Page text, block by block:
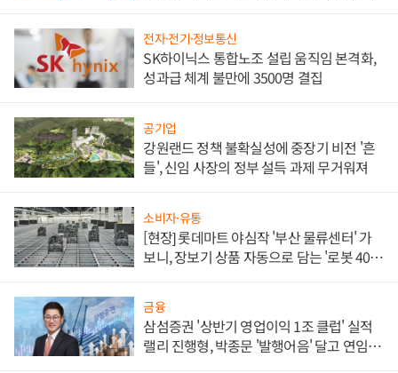
전자·전기·정보통신
SK하이닉스 통합노조 설립 움직임 본격화,
성과급 체계 불만에 3500명 결집
공기업
강원랜드 정책 불확실성에 중장기 비전 '흔
들', 신임 사장의 정부 설득 과제 무거워져
소비자·유통
[현장] 롯데마트 야심작 '부산 물류센터' 가
보니, 장보기 상품 자동으로 담는 '로봇 400
금융
삼섬증권 '상반기 영업이익 1조 클럽' 실적
랠리 진행형, 박종문 '발행어음' 달고 연임 향